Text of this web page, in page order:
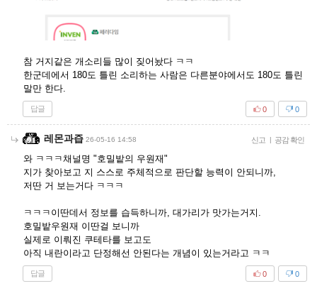
참 거지같은 개소리들 많이 짖어놨다 ㅋㅋ
한군데에서 180도 틀린 소리하는 사람은 다른분야에서도 180도 틀린
말만 한다.
답글 0
0
레몬과즙 26-05-16 14:58 신고 | 공감 확인
와 ㅋㅋㅋ채널명 "호밀밭의 우원재"
지가 찾아보고 지 스스로 주체적으로 판단할 능력이 안되니까,
저딴 거 보는거다 ㅋㅋㅋ
ㅋㅋㅋ이딴데서 정보를 습득하니까, 대가리가 맛가는거지.
호밀밭우원재 이딴걸 보니까
실제로 이뤄진 쿠테타를 보고도
아직 내란이라고 단정해선 안된다는 개념이 있는거라고 ㅋㅋ
답글 0
0